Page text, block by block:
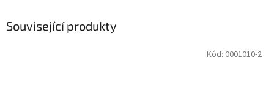
Související produkty
Kód: 0001010-2